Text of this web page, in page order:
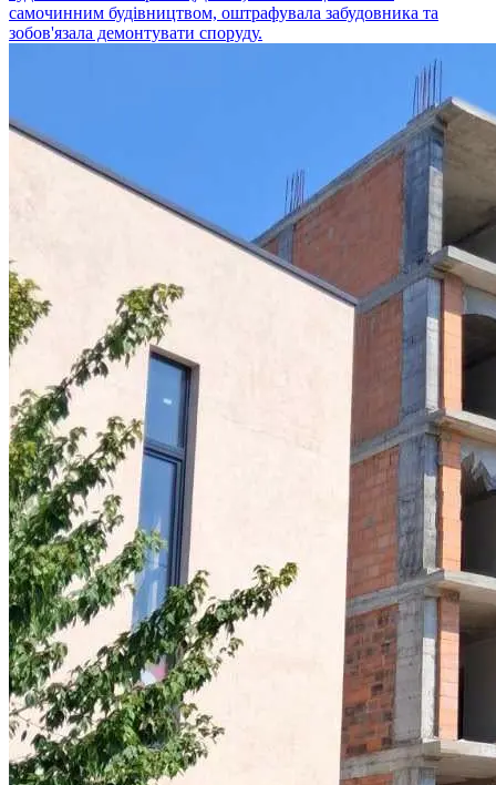
самочинним будівництвом, оштрафувала забудовника та
зобов'язала демонтувати споруду.